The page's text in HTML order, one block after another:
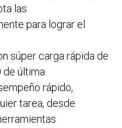
las
para lograr el
súper carga rápida de
de última
rápido,
tarea, desde